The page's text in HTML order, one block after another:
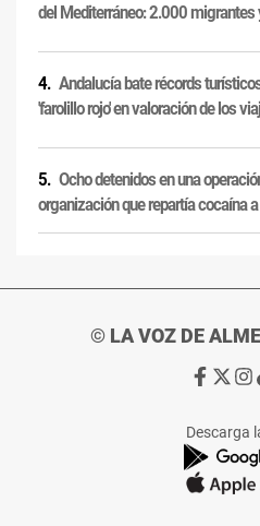
del Mediterráneo: 2.000
Andalucía bate récords
'farolillo rojo' en valoración de los
Ocho detenidos en una
organización que repartía cocaína
© LA VOZ DE
Ir
de
La
Voz
Ir
de
La
Voz
Descarga